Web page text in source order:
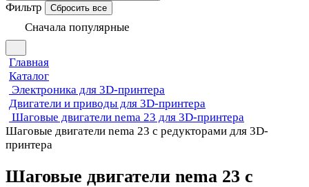
Фильтр Сбросить все
Сначала популярные
Главная
Каталог
Электроника для 3D-принтера
Двигатели и приводы для 3D-принтера
Шаговые двигатели nema 23 для 3D-принтера
Шаговые двигатели nema 23 с редукторами для 3D-
принтера
Шаговые двигатели nema 23 с